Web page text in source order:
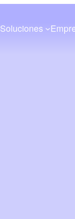
Soluciones